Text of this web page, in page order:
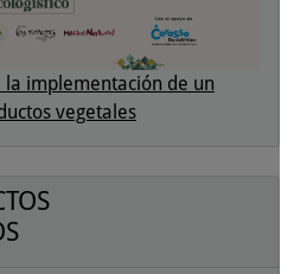
implementación de un
vegetales